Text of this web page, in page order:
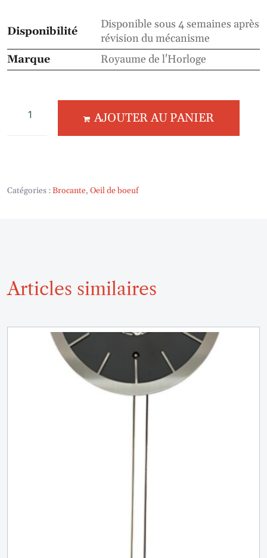
Disponibilité
Disponible sous 4 semaines après
révision du mécanisme
Marque
Royaume de l'Horloge
AJOUTER AU PANIER
Catégories :Brocante, Oeil de boeuf
Articles similaires